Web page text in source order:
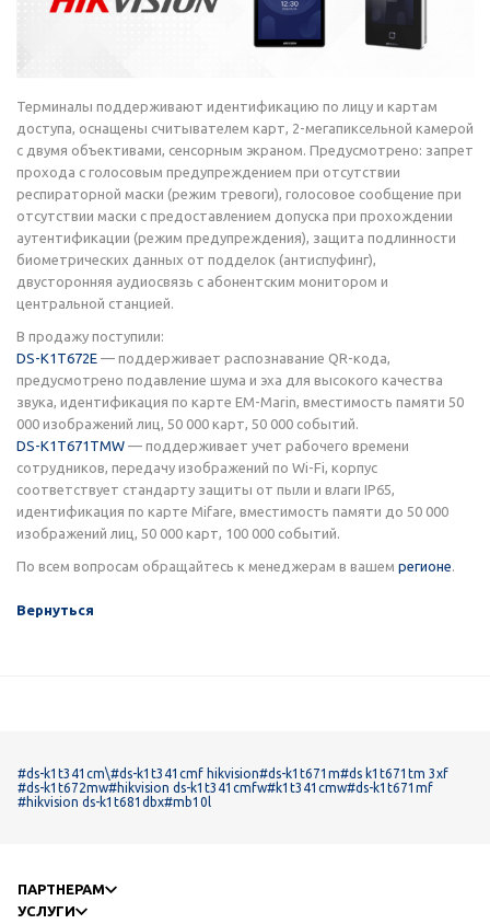
Терминалы поддерживают идентификацию по лицу и картам
доступа, оснащены считывателем карт, 2-мегапиксельной камерой
с двумя объективами, сенсорным экраном. Предусмотрено: запрет
прохода с голосовым предупреждением при отсутствии
респираторной маски (режим тревоги), голосовое сообщение при
отсутствии маски с предоставлением допуска при прохождении
аутентификации (режим предупреждения), защита подлинности
биометрических данных от подделок (антиспуфинг),
двусторонняя аудиосвязь с абонентским монитором и
центральной станцией.
В продажу поступили:
DS-K1T672E — поддерживает распознавание QR-кода,
предусмотрено подавление шума и эха для высокого качества
звука, идентификация по карте EM-Marin, вместимость памяти 50
000 изображений лиц, 50 000 карт, 50 000 событий.
DS-K1T671TMW — поддерживает учет рабочего времени
сотрудников, передачу изображений по Wi-Fi, корпус
соответствует стандарту защиты от пыли и влаги IP65,
идентификация по карте Mifare, вместимость памяти до 50 000
изображений лиц, 50 000 карт, 100 000 событий.
По всем вопросам обращайтесь к менеджерам в вашем регионе.
Вернуться
#ds-k1t341cm\#ds-k1t341cmf hikvision#ds-k1t671m#ds k1t671tm 3xf
#ds-k1t672mw#hikvision ds-k1t341cmfw#k1t341cmw#ds-k1t671mf
#hikvision ds-k1t681dbx#mb10l
ПАРТНЕРАМ
УСЛУГИ